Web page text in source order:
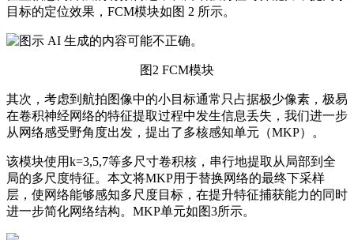
目标的定位效果，FCM模块如图 2 所示。
图2 FCM模块
其次，考虑到航拍图像中的小目标通常只占据极少像素，极易
在卷积神经网络的特征提取过程中发生信息丢失，我们进一步
从网络感受野角度出发，提出了多核感知单元（MKP）。
该模块使用k=3,5,7等多尺寸卷积核，串行地提取从局部到全
局的多尺度特征。本文将MKP用于替换网络的最终下采样
层，使网络能够感知多尺度目标，在提升特征捕获能力的同时
进一步简化网络结构。MKP单元如图3所示。